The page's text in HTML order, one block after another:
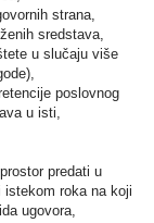
strana,
sredstava,
u slučaju više
poslovnog
u isti,
predati u
istekom roka na koji
ugovora,